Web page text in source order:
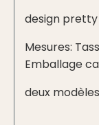
design
Mesures:
Emballage
deux